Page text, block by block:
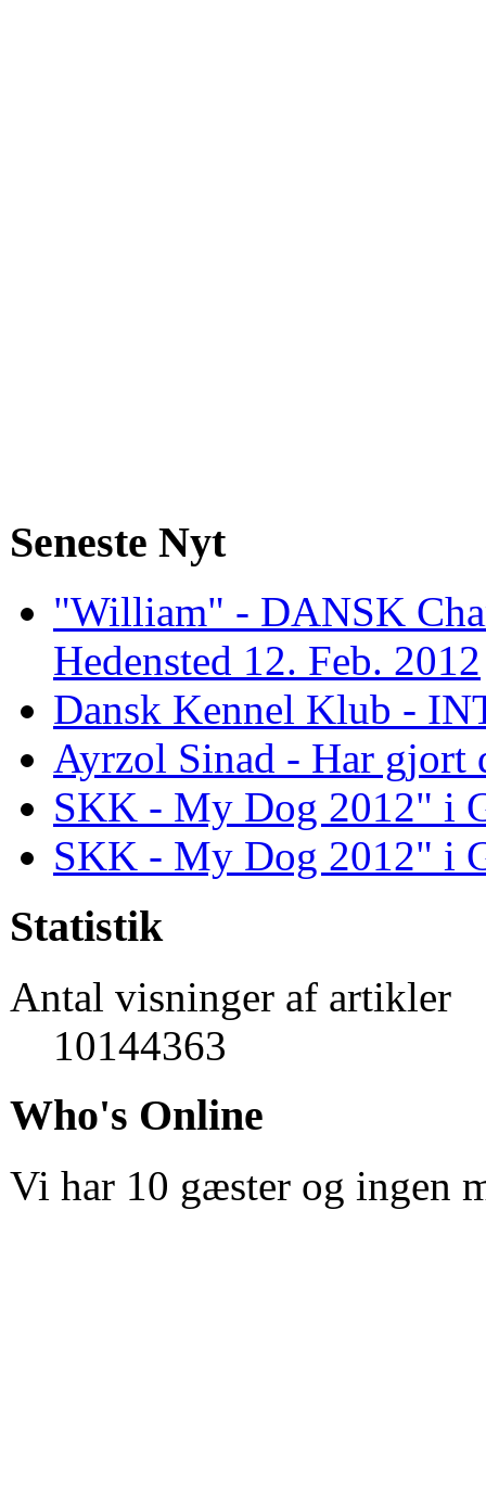
Seneste Nyt
"William" - DANSK
Hedensted 12. Feb. 2012
Dansk Kennel Klub -
Ayrzol Sinad - Har gjort
SKK - My Dog 2012" i
SKK - My Dog 2012" i
Statistik
Antal visninger af artikler
10144363
Who's Online
Vi har 10 gæster og ingen